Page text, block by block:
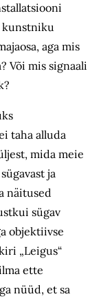
kunstniku
aga mis
Või mis signaali
taha alluda
mida meie
ja
näitused
sügav
objektiivse
„Leigus“
ette
nüüd, et sa